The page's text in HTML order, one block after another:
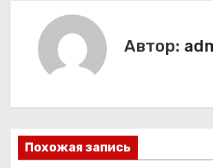
ц
и
Автор:
Похожая запись